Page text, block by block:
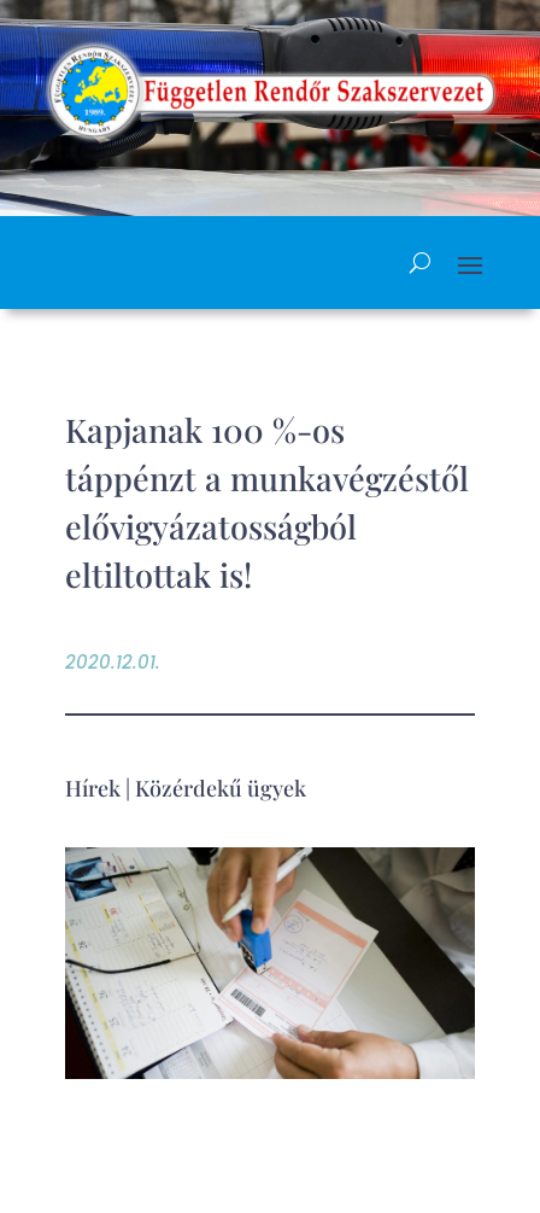
Kapjanak 100 %-os
táppénzt a munkavégzéstől
elővigyázatosságból
eltiltottak is!
2020.12.01.
Hírek| Közérdekű ügyek